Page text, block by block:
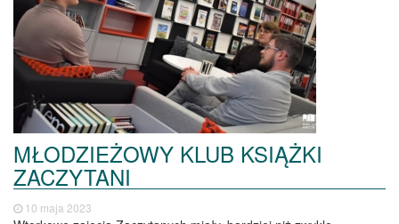
MŁODZIEŻOWY KLUB KSIĄŻKI
ZACZYTANI
10 maja 2023